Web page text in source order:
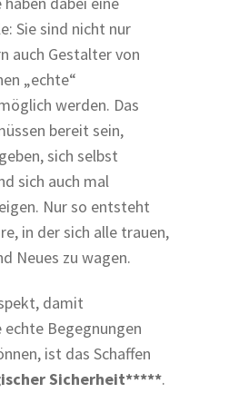
Sie sind nicht nur
auch Gestalter von
„echte“
werden. Das
bereit sein,
sich selbst
sich auch mal
Nur so entsteht
in der sich alle trauen,
Neues zu wagen.
damit
echte Begegnungen
ist das Schaffen
Sicherheit*****.